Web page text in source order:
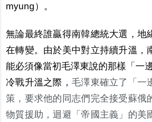
myung）。
無論最終誰贏得南韓總統大選，地
在轉變。由於美中對立持續升溫，
能必須像當初毛澤東說的那樣「一
冷戰升溫之際， 毛澤東確立了「一
策，要求他的同志們完全接受蘇俄
物質援助，迴避「帝國主義」的美